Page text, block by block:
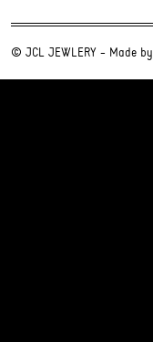
© JCL JEWLERY - Made by